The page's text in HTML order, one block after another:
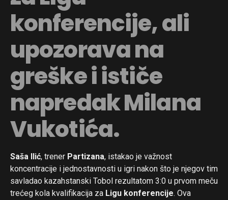
konferencije, ali
upozorava na
greške i ističe
napredak Milana
Vukotića.
Saša Ilić, trener Partizana, istakao je važnost
koncentracije i jednostavnosti u igri nakon što je njegov tim
savladao kazahstanski Tobol rezultatom 3:0 u prvom meču
trećeg kola kvalifikacija za Ligu konferencije. Ova